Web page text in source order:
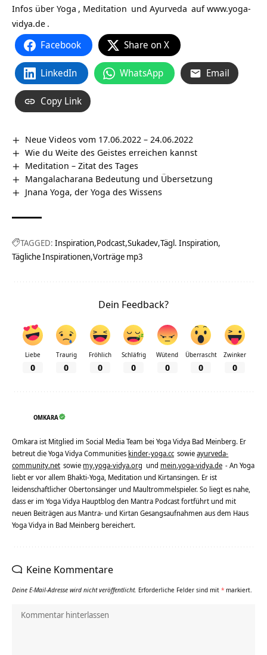
Infos über Yoga , Meditation und Ayurveda aufwww.yoga-
vidya.de .
Facebook Share on X
LinkedIn WhatsApp Email
Copy Link
Neue Videos vom 17.06.2022 – 24.06.2022
Wie du Weite des Geistes erreichen kannst
Meditation – Zitat des Tages
Mangalacharana Bedeutung und Übersetzung
Jnana Yoga, der Yoga des Wissens
TAGGED: Inspiration Podcast Sukadev Tägl. Inspiration
Tägliche Inspirationen Vorträge mp3
Dein Feedback?
Liebe
0
Traurig
0
Fröhlich
0
Schläfrig
0
Wütend
0
Überrascht
0
Zwinker
0
OMKARA
Omkara ist Mitglied im Social Media Team bei Yoga Vidya Bad Meinberg. Er
betreut die Yoga Vidya Communities kinder-yoga.cc sowieayurveda-
community.net sowie my.yoga-vidya.org und mein.yoga-vidya.de - An Yoga
liebt er vor allem Bhakti-Yoga, Meditation und Kirtansingen. Er ist
leidenschaftlicher Obertonsänger und Maultrommelspieler. So liegt es nahe,
dass er im Yoga Vidya Hauptblog den Mantra Podcast fortführt und mit
neuen Beiträgen aus Mantra- und Kirtan Gesangsaufnahmen aus dem Haus
Yoga Vidya in Bad Meinberg bereichert.
Keine Kommentare
Deine E-Mail-Adresse wird nicht veröffentlicht. Erforderliche Felder sind mit * markiert.